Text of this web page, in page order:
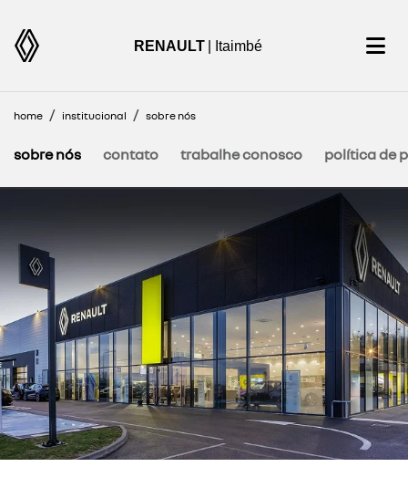
RENAULT | Itaimbé
home institucional sobre nós
sobre nós contato trabalhe conosco política de